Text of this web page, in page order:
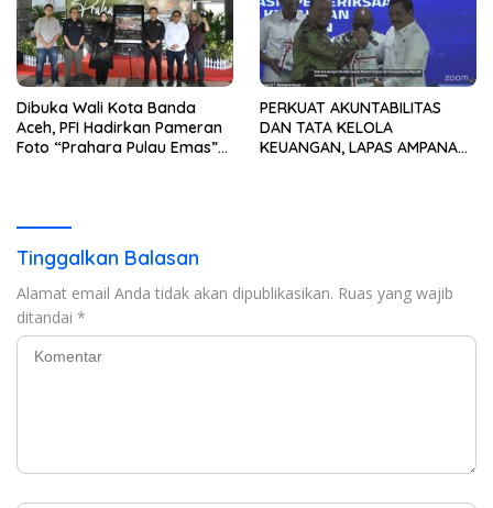
Dibuka Wali Kota Banda
Aceh, PFI Hadirkan Pameran
Foto “Prahara Pulau Emas”
PERKUAT AKUNTABILITAS
DAN TATA KELOLA
KEUANGAN, LAPAS AMPANA
Tinggalkan Balasan
Alamat email Anda tidak akan dipublikasikan. Ruas yang wajib
ditandai *